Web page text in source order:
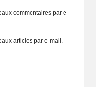
commentaires par e-
articles par e-mail.